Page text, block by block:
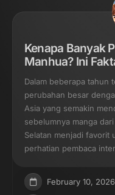
Kenapa Banyak
Manhua? Ini
Dalam beberapa tahun
perubahan besar
Asia yang semakin
sebelumnya manga
Selatan menjadi favorit
perhatian pembaca
February 10, 2026